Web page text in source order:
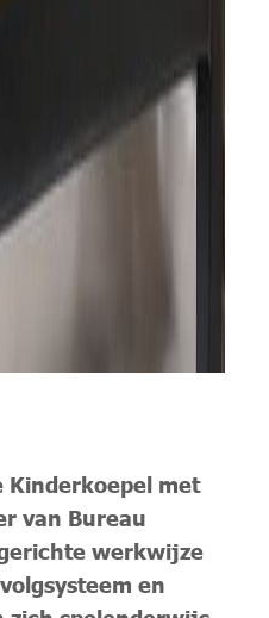
met
van Bureau
werkwijze
en